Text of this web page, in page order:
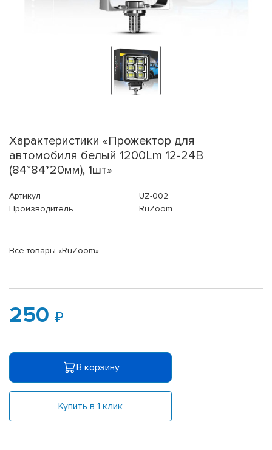
Характеристики «Прожектор для
автомобиля белый 1200Lm 12-24В
(84*84*20мм), 1шт»
Артикул
UZ-002
Производитель
RuZoom
Все товары «RuZoom»
250
В корзину
Купить в 1 клик